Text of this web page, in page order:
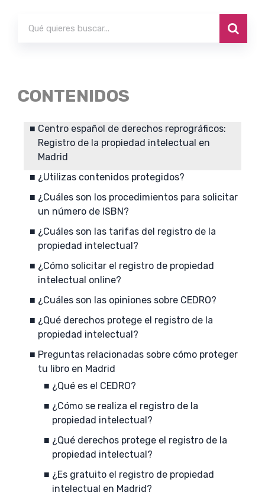
CONTENIDOS
Centro español de derechos reprográficos:
Registro de la propiedad intelectual en
Madrid
¿Utilizas contenidos protegidos?
¿Cuáles son los procedimientos para solicitar
un número de ISBN?
¿Cuáles son las tarifas del registro de la
propiedad intelectual?
¿Cómo solicitar el registro de propiedad
intelectual online?
¿Cuáles son las opiniones sobre CEDRO?
¿Qué derechos protege el registro de la
propiedad intelectual?
Preguntas relacionadas sobre cómo proteger
tu libro en Madrid
¿Qué es el CEDRO?
¿Cómo se realiza el registro de la
propiedad intelectual?
¿Qué derechos protege el registro de la
propiedad intelectual?
¿Es gratuito el registro de propiedad
intelectual en Madrid?